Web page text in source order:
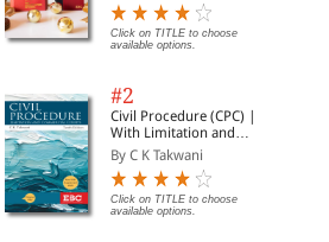
Click on TITLE to choose
available options.
#2
Civil Procedure (CPC) |
With Limitation and
Commercial Courts
By C K Takwani
Click on TITLE to choose
available options.